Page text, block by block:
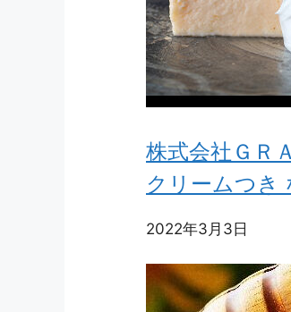
株式会社ＧＲ
クリームつき
2022年3月3日